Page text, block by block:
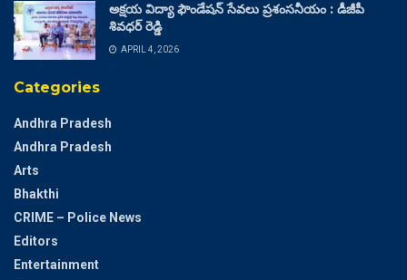
అక్షయ విద్యా ఫౌండేషన్ సేవలు ప్రశంసనీయం : డీజీపీ
శివధర్ రెడ్డి
APRIL 4, 2026
Categories
Andhra Pradesh
Andhra Pradesh
Arts
Bhakthi
CRIME – Police News
Editors
Entertainment